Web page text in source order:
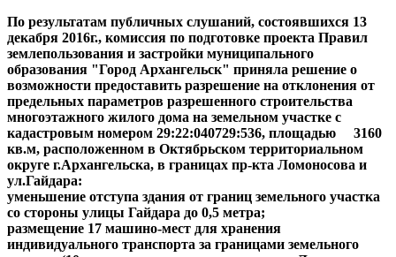
По результатам публичных слушаний, состоявшихся 13
декабря 2016г., комиссия по подготовке проекта Правил
землепользования и застройки муниципального
образования "Город Архангельск" приняла решение о
возможности предоставить разрешение на отклонения от
предельных параметров разрешенного строительства
многоэтажного жилого дома на земельном участке с
кадастровым номером 29:22:040729:536, площадью
3160
кв.м, расположенном в Октябрьском территориальном
округе г.Архангельска, в границах пр-кта Ломоносова и
ул.Гайдара:
уменьшение отступа здания от границ земельного участка
со стороны улицы Гайдара до 0,5 метра;
размещение 17 машино-мест для хранения
индивидуального транспорта за границами земельного